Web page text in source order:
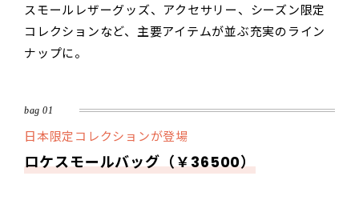
スモールレザーグッズ、アクセサリー、シーズン限定
コレクションなど、主要アイテムが並ぶ充実のライン
ナップに。
bag 01
日本限定コレクションが登場
ロケスモールバッグ（￥36500）